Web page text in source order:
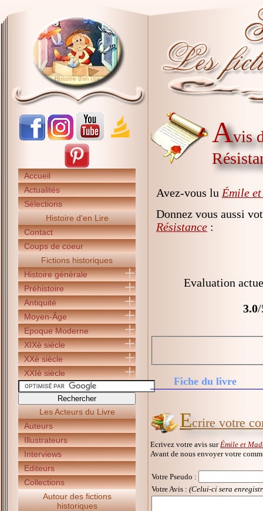
Accueil
Actualités
Sélections
Histoire d'en Lire
Contact
Coups de coeur
Fictions historiques
Histoire générale
Préhistoire
Antiquité
Moyen-Âge
Epoque Moderne
XIXè siècle
XXè siècle
XXIè siècle
Les Acteurs du Livre
Auteurs
Illustrateurs
Interviews
Editeurs
Collections
Autour des fictions
historiques
Avis
Avez-vous lu Émile
Donnez vous aussi
Résistance :
Evaluation
3.0/
Fiche du livre
Ecrire votre
Ecrivez votre avis sur Émile et
Avant de nous envoyer votre
Votre Pseudo :
Votre Avis : (Celui-ci sera